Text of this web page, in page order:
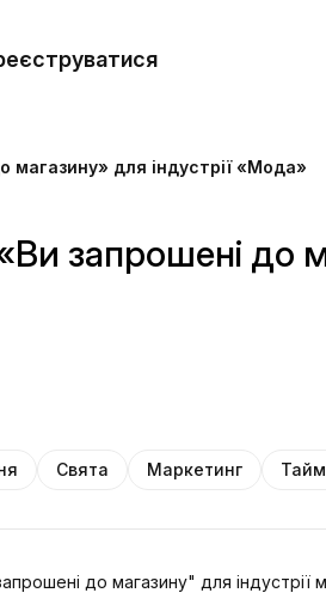
для індустрії «Мода»
запрошені до
Свята Маркетинг
до магазину" для індустрії